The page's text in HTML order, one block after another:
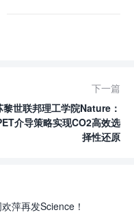
下一篇
黎世联邦理工学院Nature：
介导策略实现CO2高效选
择性还原
萍再发Science！